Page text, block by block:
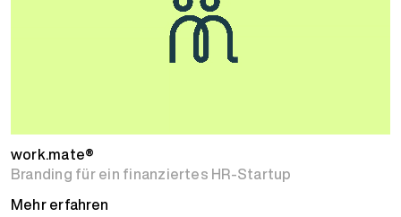
work.mate®
Branding für ein finanziertes HR-Startup
Mehr erfahren